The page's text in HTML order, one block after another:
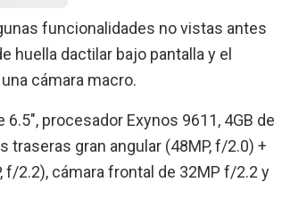
funcionalidades no vistas antes
huella dactilar bajo pantalla y el
cámara macro.
6.5″, procesador Exynos 9611, 4GB de
traseras gran angular (48MP, f/2.0) +
f/2.2), cámara frontal de 32MP f/2.2 y